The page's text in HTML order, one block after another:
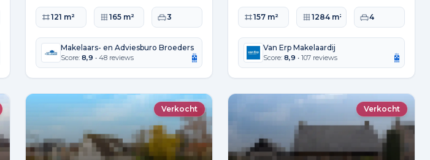
Woonoppervlakte
121 m² Perceeloppervlakte
165 m² Slaapkamers
3
Makelaars- en Adviesburo Broeders
Score: 8,9 • 48 reviews
Woonoppervlakte
157 m² Perceeloppervlakte
1284 m² Slaapkamers
4
Van Erp Makelaardij
Score: 8,9 • 107 reviews
Verkocht Verkocht